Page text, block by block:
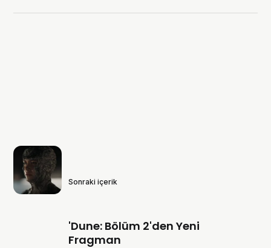
Sonraki içerik
'Dune: Bölüm 2'den Yeni
Fragman